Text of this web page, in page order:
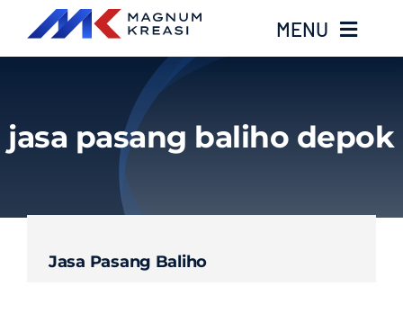
content
MENU
Services
jasa pasang baliho depok
Jasa Pasang Baliho